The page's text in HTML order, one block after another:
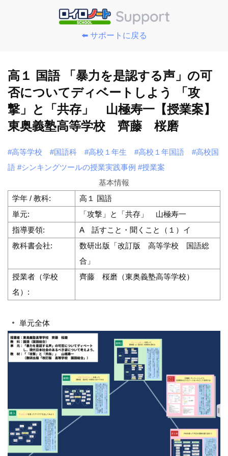
⬅️ サポートに戻る
高１ 国語 「暴力を是認する声」の可
否についてディベートしよう 「攻
撃」と「共存」 山極寿一【授業案】
東奥義塾高等学校 齊藤 桜磨
#高等学校 #国語科 #高校１年生 #高校１年国語
#高校国
語 #シンキングツールの授業実践事例 #授業案
基本情報
学年 / 教科:
高１ 国語
単元:
「攻撃」と「共存」 山極寿一
指導要領:
A 話すこと・聞くこと（１）イ
教科書会社:
数研出版「改訂版 高等学校 国語総
合」
授業者（学校
名）:
齊藤 桜磨（東奥義塾高等学校）
単元全体